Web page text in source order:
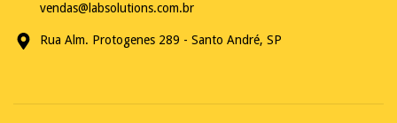
vendas@labsolutions.com.br
Rua Alm. Protogenes 289 - Santo André, SP